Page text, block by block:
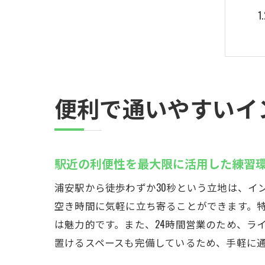
便利で通いやすい
駅近の利便性を最大限に活用した練習
浦安駅から徒歩わずか30秒という立地は、
空き時間に気軽に立ち寄ることができます。
は魅力的です。また、24時間営業のため、
置けるスペースも完備しているため、手軽に